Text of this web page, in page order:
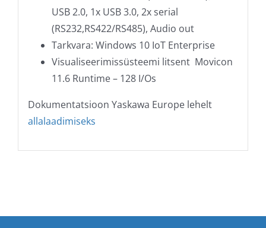
USB 2.0, 1x USB 3.0, 2x serial
(RS232,RS422/RS485), Audio out
Tarkvara: Windows 10 IoT Enterprise
Visualiseerimissüsteemi litsent Movicon
11.6 Runtime – 128 I/Os
Dokumentatsioon Yaskawa Europe lehelt
allalaadimiseks